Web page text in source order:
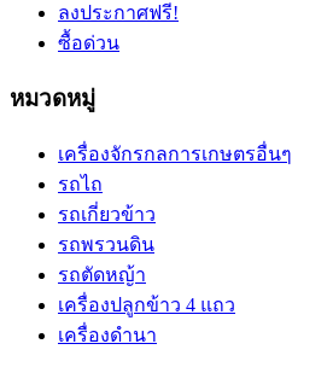
ลงประกาศฟรี!
ซื้อด่วน
หมวดหมู่
เครื่องจักรกลการเกษตรอื่นๆ
รถไถ
รถเกี่ยวข้าว
รถพรวนดิน
รถตัดหญ้า
เครื่องปลูกข้าว 4 แถว
เครื่องดำนา